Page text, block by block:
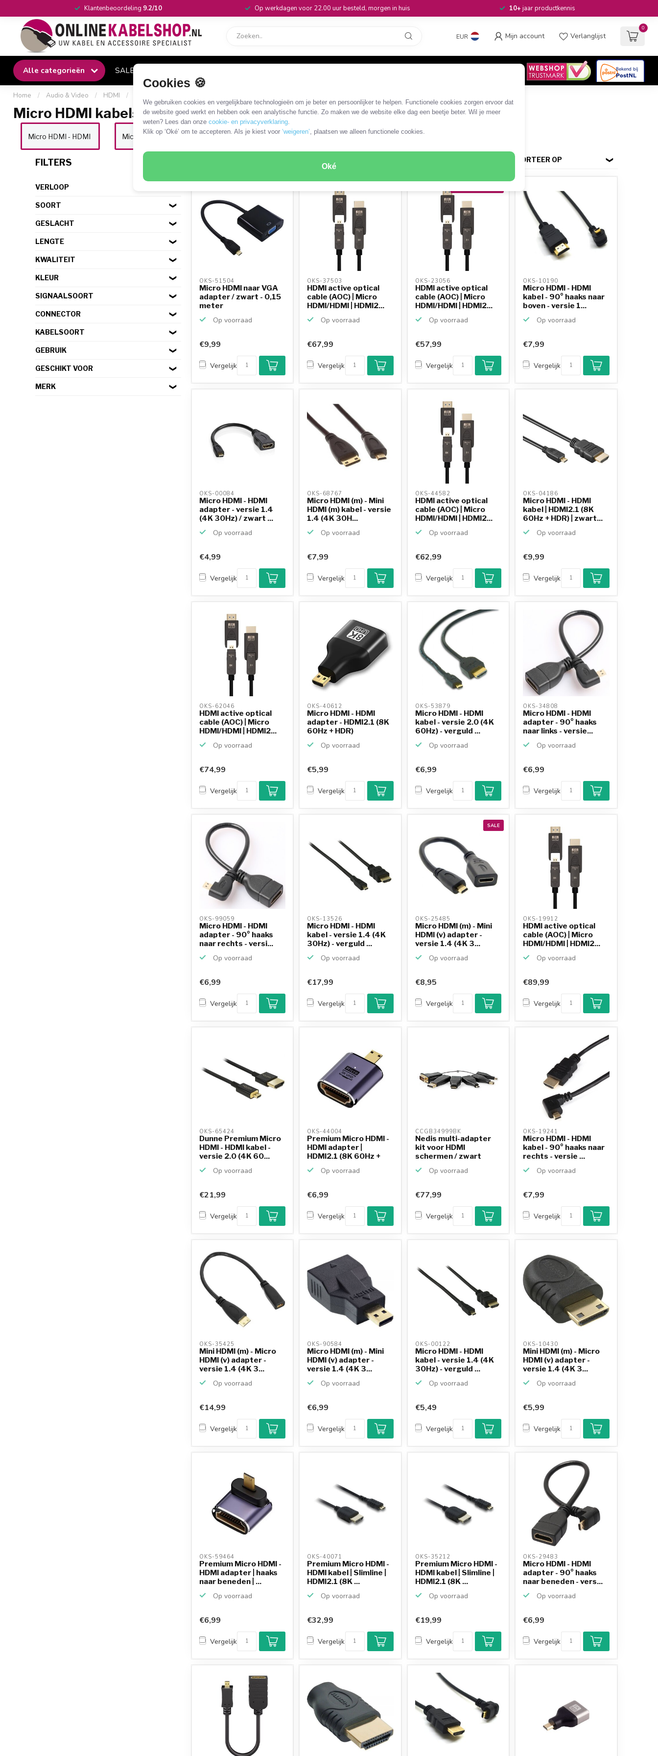
Cookies 🍪
We gebruiken cookies en vergelijkbare technologieën om je beter en persoonlijker te helpen. Functionele cookies zorgen ervoor dat
de website goed werkt en hebben ook een analytische functie. Zo maken we de website elke dag een beetje beter. Wil je meer
weten? Lees dan onze cookie- en privacyverklaring.
Klik op ‘Oké’ om te accepteren. Als je kiest voor ‘weigeren’, plaatsen we alleen functionele cookies.
Oké
Klantenbeoordeling 9.2/10 Op werkdagen voor 22.00 uur besteld, morgen in huis 10+jaar productkennis
EUR Mijn account Verlanglijst
0
Alle categorieën SALE
Home / Audio & Video / HDMI /
Micro HDMI kabels en adapters
Micro HDMI - HDMI Micro HDMI - Mini HDMI Micro HDMI - DVI Micro HDMI - VGA
Micro HDMI
FILTERS
VERLOOP
SOORT
GESLACHT
LENGTE
KWALITEIT
KLEUR
SIGNAALSOORT
CONNECTOR
KABELSOORT
GEBRUIK
GESCHIKT VOOR
MERK
SORTEER OP
OKS-51504
Micro HDMI naar VGA
adapter / zwart - 0,15
meter
Op voorraad
€9,99
Vergelijk
OKS-37503
HDMI active optical
cable (AOC) | Micro
HDMI/HDMI | HDMI2...
Op voorraad
€67,99
Vergelijk
OKS-23056
HDMI active optical
cable (AOC) | Micro
HDMI/HDMI | HDMI2...
Op voorraad
€57,99
Vergelijk
OKS-10190
Micro HDMI - HDMI
kabel - 90° haaks naar
boven - versie 1...
Op voorraad
€7,99
Vergelijk
OKS-00084
Micro HDMI - HDMI
adapter - versie 1.4
(4K 30Hz) / zwart ...
Op voorraad
€4,99
Vergelijk
OKS-68767
Micro HDMI (m) - Mini
HDMI (m) kabel - versie
1.4 (4K 30H...
Op voorraad
€7,99
Vergelijk
OKS-44582
HDMI active optical
cable (AOC) | Micro
HDMI/HDMI | HDMI2...
Op voorraad
€62,99
Vergelijk
OKS-04186
Micro HDMI - HDMI
kabel | HDMI2.1 (8K
60Hz + HDR) | zwart...
Op voorraad
€9,99
Vergelijk
OKS-62046
HDMI active optical
cable (AOC) | Micro
HDMI/HDMI | HDMI2...
Op voorraad
€74,99
Vergelijk
OKS-40612
Micro HDMI - HDMI
adapter - HDMI2.1 (8K
60Hz + HDR)
Op voorraad
€5,99
Vergelijk
OKS-53879
Micro HDMI - HDMI
kabel - versie 2.0 (4K
60Hz) - verguld ...
Op voorraad
€6,99
Vergelijk
OKS-34808
Micro HDMI - HDMI
adapter - 90° haaks
naar links - versie...
Op voorraad
Klantenbeoordeling
9,2/10
Achteraf betalen
mogelijk
€6,99
Vergelijk
OKS-99059
Micro HDMI - HDMI
adapter - 90° haaks
naar rechts - versi...
Op voorraad
€6,99
Vergelijk
OKS-13526
Micro HDMI - HDMI
kabel - versie 1.4 (4K
30Hz) - verguld ...
Op voorraad
€17,99
Vergelijk
SALE
OKS-25485
Micro HDMI (m) - Mini
HDMI (v) adapter -
versie 1.4 (4K 3...
Op voorraad
€8,95
Vergelijk
OKS-19912
HDMI active optical
cable (AOC) | Micro
HDMI/HDMI | HDMI2...
Op voorraad
€89,99
Vergelijk
OKS-65424
Dunne Premium Micro
HDMI - HDMI kabel -
versie 2.0 (4K 60...
Op voorraad
€21,99
Vergelijk
OKS-44004
Premium Micro HDMI -
HDMI adapter |
HDMI2.1 (8K 60Hz +
Op voorraad
€6,99
Vergelijk
CCGB34999BK
Nedis multi-adapter
kit voor HDMI
schermen / zwart
Op voorraad
€77,99
Vergelijk
OKS-19241
Micro HDMI - HDMI
kabel - 90° haaks naar
rechts - versie ...
Op voorraad
€7,99
Vergelijk
OKS-35425
Mini HDMI (m) - Micro
HDMI (v) adapter -
versie 1.4 (4K 3...
Op voorraad
€14,99
Vergelijk
OKS-90584
Micro HDMI (m) - Mini
HDMI (v) adapter -
versie 1.4 (4K 3...
Op voorraad
€6,99
Vergelijk
OKS-00122
Micro HDMI - HDMI
kabel - versie 1.4 (4K
30Hz) - verguld ...
Op voorraad
€5,49
Vergelijk
OKS-10430
Mini HDMI (m) - Micro
HDMI (v) adapter -
versie 1.4 (4K 3...
Op voorraad
Klantenbeoordeling
9,2/10
Achteraf betalen
mogelijk
€5,99
Vergelijk
OKS-59464
Premium Micro HDMI -
HDMI adapter | haaks
naar beneden | ...
Op voorraad
€6,99
Vergelijk
OKS-40071
Premium Micro HDMI -
HDMI kabel | Slimline |
HDMI2.1 (8K ...
Op voorraad
€32,99
Vergelijk
OKS-35212
Premium Micro HDMI -
HDMI kabel | Slimline |
HDMI2.1 (8K ...
Op voorraad
€19,99
Vergelijk
OKS-29483
Micro HDMI - HDMI
adapter - 90° haaks
naar beneden - vers...
Op voorraad
€6,99
Vergelijk